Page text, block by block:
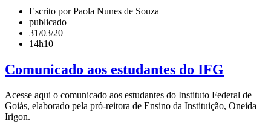
Escrito por Paola Nunes de Souza
publicado
31/03/20
14h10
Comunicado aos estudantes do IFG
Acesse aqui o comunicado aos estudantes do Instituto Federal de
Goiás, elaborado pela pró-reitora de Ensino da Instituição, Oneida
Irigon.